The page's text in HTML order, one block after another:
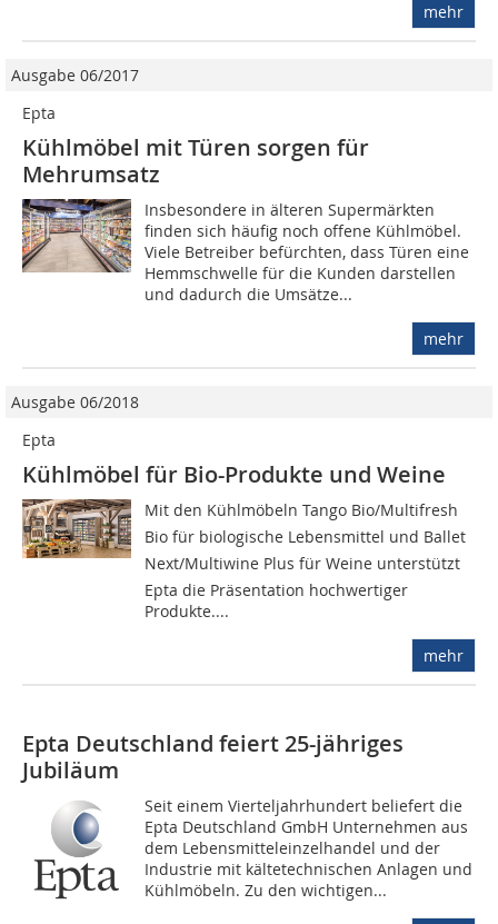
mehr
Ausgabe 06/2017
Epta
Kühlmöbel mit Türen sorgen für
Mehrumsatz
Insbesondere in älteren Supermärkten
finden sich häufig noch offene Kühlmöbel.
Viele Betreiber befürchten, dass Türen eine
Hemmschwelle für die Kunden darstellen
und dadurch die Umsätze...
mehr
Ausgabe 06/2018
Epta
Kühlmöbel für Bio-Produkte und Weine
Mit den Kühlmöbeln Tango Bio/Multifresh
Bio für biologische Lebensmittel und Ballet
Next/Multiwine Plus für Weine unterstützt
Epta die Präsentation hochwertiger
Produkte....
mehr
Epta Deutschland feiert 25-jähriges
Jubiläum
Seit einem Vierteljahrhundert beliefert die
Epta Deutschland GmbH Unternehmen aus
dem Lebensmitteleinzelhandel und der
Industrie mit kältetechnischen Anlagen und
Kühlmöbeln. Zu den wichtigen...